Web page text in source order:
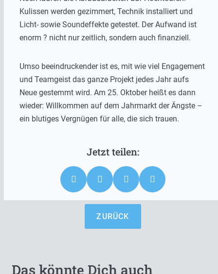
Kulissen werden gezimmert, Technik installiert und
Licht- sowie Soundeffekte getestet. Der Aufwand ist
enorm ? nicht nur zeitlich, sondern auch finanziell.
Umso beeindruckender ist es, mit wie viel Engagement
und Teamgeist das ganze Projekt jedes Jahr aufs
Neue gestemmt wird. Am 25. Oktober heißt es dann
wieder: Willkommen auf dem Jahrmarkt der Ängste –
ein blutiges Vergnügen für alle, die sich trauen.
ZURÜCK
Das könnte Dich auch